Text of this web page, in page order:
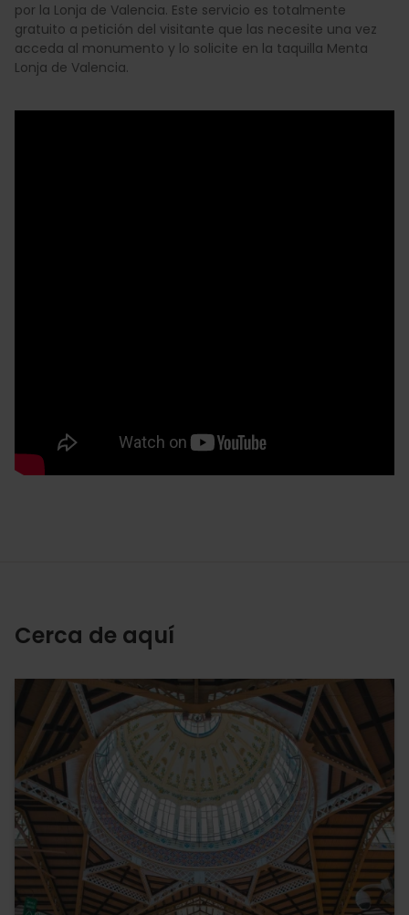
por la Lonja de Valencia. Este servicio es totalmente
gratuito a petición del visitante que las necesite una vez
acceda al monumento y lo solicite en la taquilla Menta
Lonja de Valencia.
Cerca de aquí